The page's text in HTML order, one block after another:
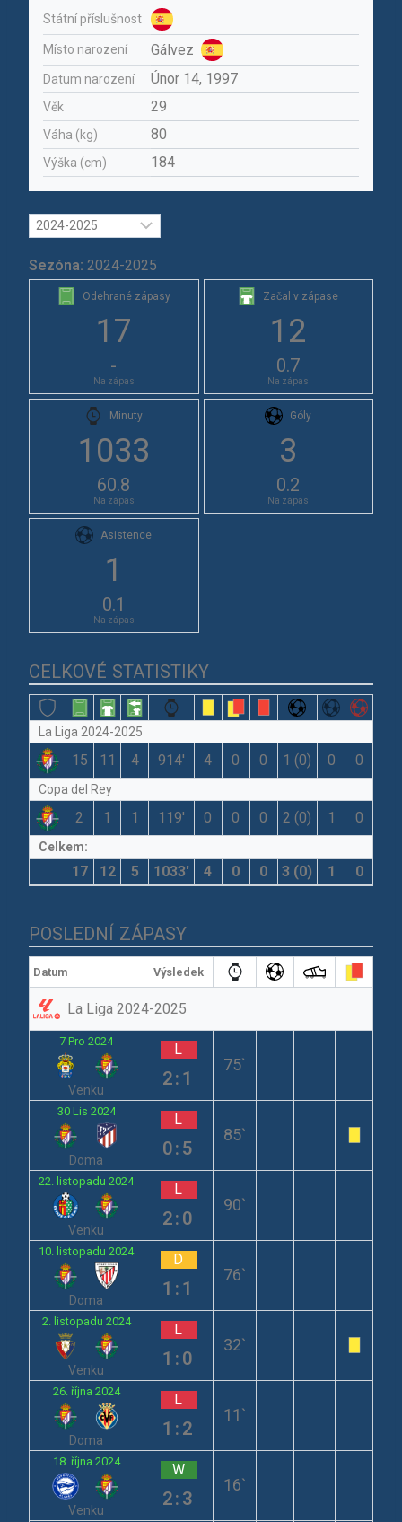
Státní příslušnost
Místo narození Gálvez
Datum narození Únor 14, 1997
Věk 29
Váha (kg) 80
Výška (cm) 184
Sezóna: 2024-2025
Odehrané zápasy
17
-
Na zápas
Začal v zápase
12
0.7
Na zápas
Minuty
1033
60.8
Na zápas
Góly
3
0.2
Na zápas
Asistence
1
0.1
Na zápas
CELKOVÉ STATISTIKY
La Liga 2024-2025
15 11 4 914′ 4 0 0 1 (0) 0 0
Copa del Rey
2 1 1 119′ 0 0 0 2 (0) 1 0
Celkem:
17 12 5 1033′ 4 0 0 3 (0) 1 0
POSLEDNÍ ZÁPASY
Datum Výsledek
La Liga 2024-2025
7 Pro 2024
Venku
L
2:1
75`
30 Lis 2024
Doma
L
0:5
85`
22. listopadu 2024
Venku
L
2:0
90`
10. listopadu 2024
Doma
D
1:1
76`
2. listopadu 2024
Venku
L
1:0
32`
26. října 2024
Doma
L
1:2
11`
18. října 2024
Venku
W
2:3
16`